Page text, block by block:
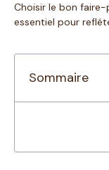
Choisir le bon
essentiel pour
Sommaire